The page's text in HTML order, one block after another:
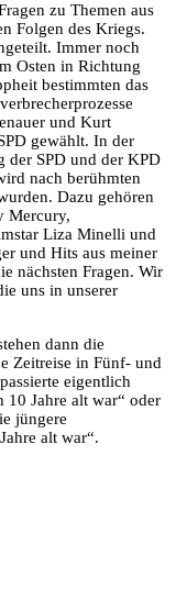
zu Themen aus
Folgen des Kriegs.
Immer noch
Osten in Richtung
bestimmten das
und Kurt
gewählt. In der
der SPD und der KPD
nach berühmten
Dazu gehören
Mercury,
Liza Minelli und
und Hits aus meiner
nächsten Fragen. Wir
uns in unserer
dann die
Zeitreise in Fünf- und
eigentlich
10 Jahre alt war“ oder
jüngere
alt war“.